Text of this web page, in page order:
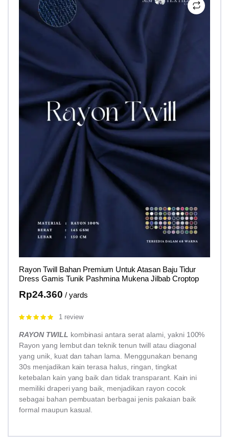
Rayon Twill Bahan Premium Untuk Atasan Baju Tidur
Dress Gamis Tunik Pashmina Mukena Jilbab Croptop
Rp24.360 / yards
Rated
1 review
RAYON TWILL kombinasi antara serat alami, yakni 100%
Rayon yang lembut dan teknik tenun twill atau diagonal
yang unik, kuat dan tahan lama. Menggunakan benang
30s menjadikan kain terasa halus, ringan, tingkat
ketebalan kain yang baik dan tidak transparant. Kain ini
memiliki draperi yang baik, menjadikan rayon cocok
sebagai bahan pembuatan berbagai jenis pakaian baik
formal maupun kasual.